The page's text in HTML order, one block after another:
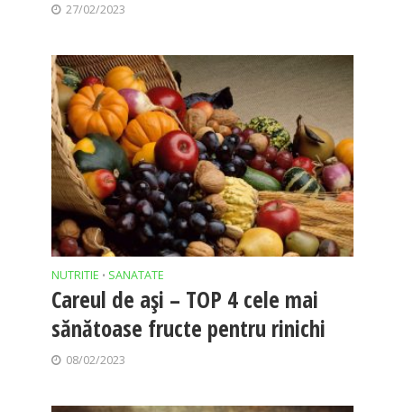
27/02/2023
NUTRITIE • SANATATE
Careul de ași – TOP 4 cele mai
sănătoase fructe pentru rinichi
08/02/2023